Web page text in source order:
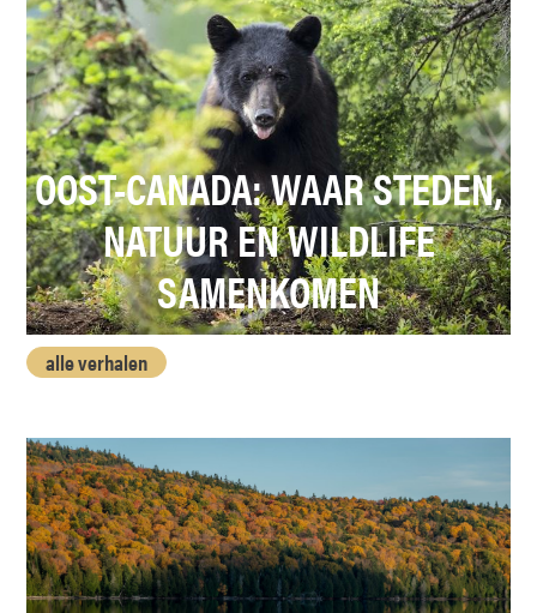
OOST-CANADA: WAAR STEDEN,
NATUUR EN WILDLIFE
SAMENKOMEN
alle verhalen